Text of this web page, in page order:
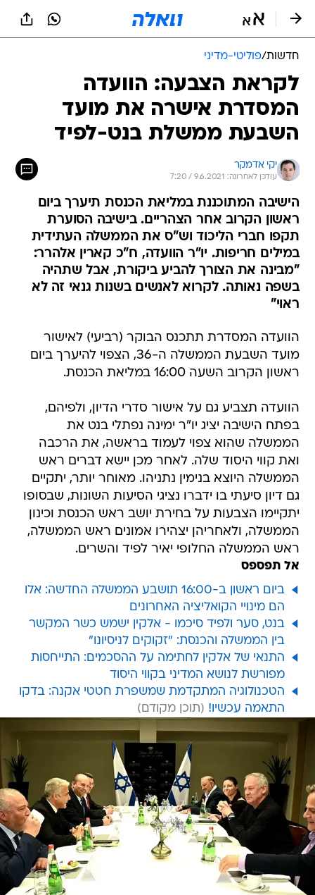
חדשות/פוליטי-מדיני
לקראת הצבעה: הוועדה
המסדרת אישרה את מועד
השבעת ממשלת בנט-לפיד
יקי אדמקר
עודכן לאחרונה: 9.6.2021 / 7:20
הישיבה המתוכננת במליאת הכנסת תיערך ביום
ראשון הקרוב אחר הצהריים. בישיבה הסוערת
תקפו חברי הליכוד וש"ס את הממשלה העתידית
במילים חריפות. יו"ר הוועדה, ח"כ קארין אלהרר:
"מבינה את הצורך להביע ביקורת, אבל שתהיה
בשפה נאותה. לקרוא לאנשים בשנות גנאי זה לא
ראוי"
הוועדה המסדרת תתכנס הבוקר (רביעי) לאישור
מועד השבעת הממשלה ה-36, הצפוי להיערך ביום
ראשון הקרוב השעה 16:00 במליאת הכנסת.
הוועדה תצביע גם על אישור סדרי הדיון, ולפיהם,
בפתח הישיבה יציג יו"ר ימינה נפתלי בנט את
הממשלה שהוא צפוי לעמוד בראשה, את הרכבה
ואת קווי היסוד שלה. לאחר מכן יישא דברים ראש
הממשלה היוצא בנימין נתניהו. מאוחר יותר, יתקיים
גם דיון סיעתי בו ידברו נציגי הסיעות השונות, שבסופו
יתקיימו הצבעות על בחירת יושב ראש הכנסת וכינון
הממשלה, ולאחריהן יצהירו אמונים ראש הממשלה,
ראש הממשלה החלופי יאיר לפיד והשרים.
אל תפספס
ביום ראשון ב-16:00 תושבע הממשלה החדשה: אלו
הם מינויי הקואליציה האחרונים
בנט, סער ולפיד סיכמו - אלקין ישמש כשר המקשר
בין הממשלה והכנסת: "זקוקים לניסיונו"
התנאי של אלקין לחתימה על ההסכמים: התייחסות
מפורשת לנושא המדיני בקווי היסוד
הטכנולוגיה המתקדמת שמשפרת חטטי אקנה: בדקו
התאמה עכשיו!